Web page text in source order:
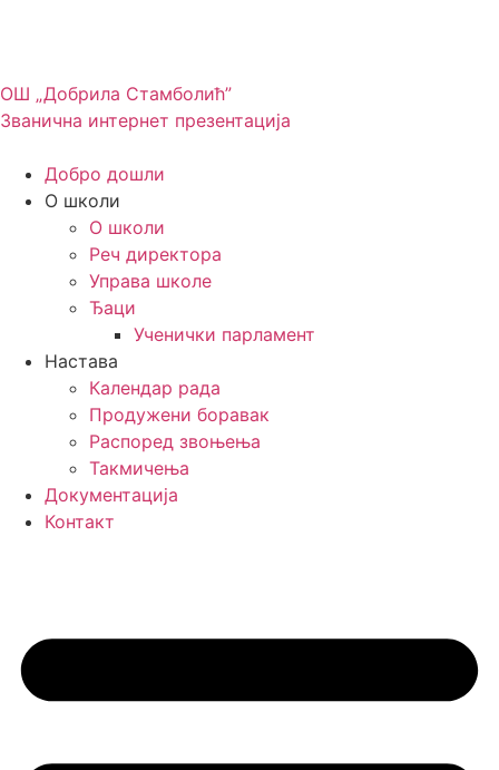
ОШ „Добрила Стамболић”
Званична интернет презентација
Добро дошли
О школи
О школи
Реч директора
Управа школе
Ђаци
Ученички парламент
Настава
Календар рада
Продужени боравак
Распоред звоњења
Такмичења
Документација
Контакт